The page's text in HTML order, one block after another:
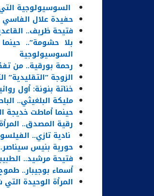
السوسيولوجية
حفيدة علال الفاسي
فتيحة ظريف..
بلا حشومة”..
السوسيولوجية
رحمة بورقية.. من
الزوجة
خناتة بنونة: أول
مليكة البلغيثي..
حينما أماطت خديجة
رقية المصدق..
نادية تازي..
حورية بنيس
فتيحة مرشيد..
أسماء بوجيبار..
المرأة الوحيدة